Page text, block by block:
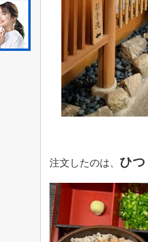
注文したのは、 ひ